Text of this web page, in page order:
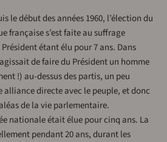
le début des années 1960, l’élection du
française s’est faite au suffrage
étant élu pour 7 ans. Dans
de faire du Président un homme
!) au-dessus des partis, un peu
directe avec le peuple, et donc
de la vie parlementaire.
nationale était élue pour cinq ans. La
pendant 20 ans, durant les